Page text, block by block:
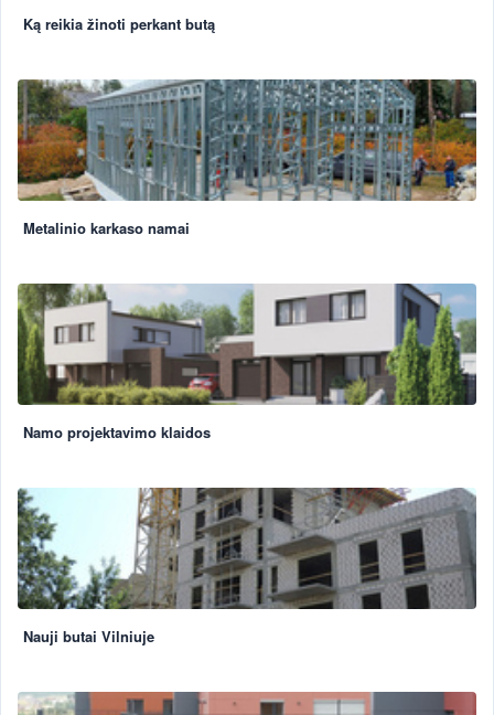
Ką reikia žinoti perkant butą
Metalinio karkaso namai
Namo projektavimo klaidos
Nauji butai Vilniuje